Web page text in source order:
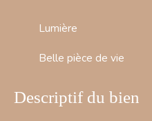
Lumière
Belle pièce de vie
Descriptif du bien